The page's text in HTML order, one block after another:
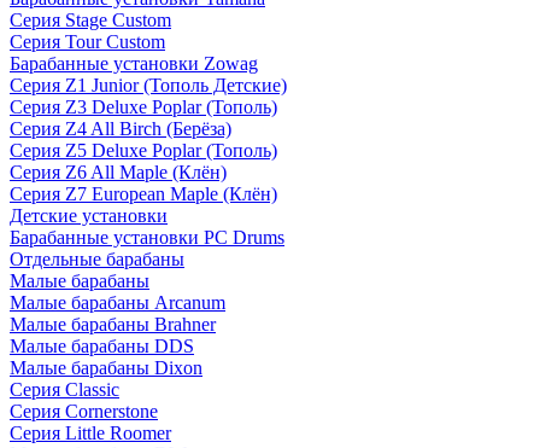
Серия Stage Custom
Серия Tour Custom
Барабанные установки Zowag
Серия Z1 Junior (Тополь Детские)
Серия Z3 Deluxe Poplar (Тополь)
Серия Z4 All Birch (Берёза)
Серия Z5 Deluxe Poplar (Тополь)
Серия Z6 All Maple (Клён)
Серия Z7 European Maple (Клён)
Детские установки
Барабанные установки PC Drums
Отдельные барабаны
Малые барабаны
Малые барабаны Arcanum
Малые барабаны Brahner
Малые барабаны DDS
Малые барабаны Dixon
Серия Classic
Серия Cornerstone
Серия Little Roomer